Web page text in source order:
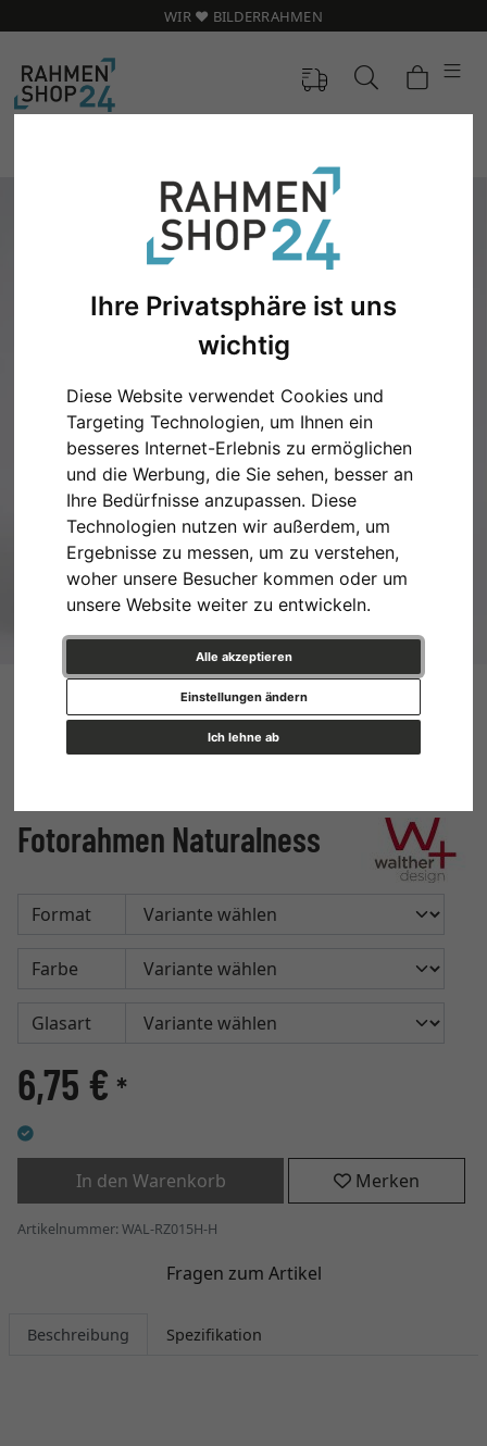
Ihre Privatsphäre ist uns
wichtig
Diese Website verwendet Cookies und
Targeting Technologien, um Ihnen ein
besseres Internet-Erlebnis zu ermöglichen
und die Werbung, die Sie sehen, besser an
Ihre Bedürfnisse anzupassen. Diese
Technologien nutzen wir außerdem, um
Ergebnisse zu messen, um zu verstehen,
woher unsere Besucher kommen oder um
unsere Website weiter zu entwickeln.
Alle akzeptieren
Ich lehne ab
Einstellungen ändern
WIR ❤️ BILDERRAHMEN
Zurück
Fotorahmen Naturalness
Format
Farbe
Glasart
6,75 € *
In den Warenkorb Merken
Artikelnummer: WAL-RZ015H-H
Fragen zum Artikel
Beschreibung Spezifikation